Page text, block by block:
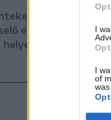
I
I
of
was
és a férje,